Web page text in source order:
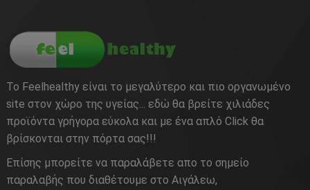
Το Feelhealthy είναι το μεγαλύτερο και πιο οργανωμένο
site στον χώρο της υγείας... εδώ θα βρείτε χιλιάδες
προϊόντα γρήγορα εύκολα και με ένα απλό Click θα
βρίσκονται στην πόρτα σας!!!
Επίσης μπορείτε να παραλάβετε απο το σημείο
παραλαβής που διαθέτουμε στο Αιγάλεω,